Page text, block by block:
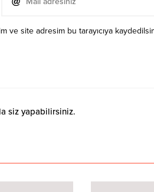
ve site adresim bu tarayıcıya
siz yapabilirsiniz.